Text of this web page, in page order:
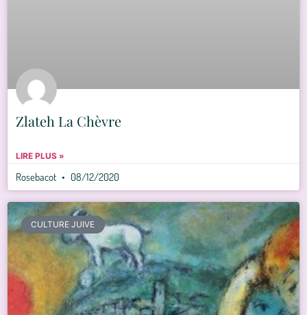
Zlateh La Chèvre
LIRE PLUS »
Rosebacot 08/12/2020
CULTURE JUIVE